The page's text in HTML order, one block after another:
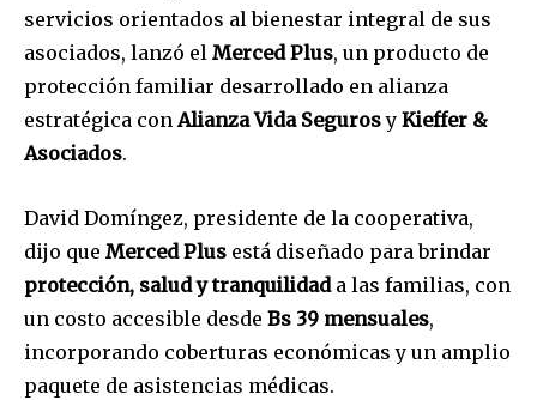
servicios orientados al bienestar integral de sus
asociados, lanzó el Merced Plus, un producto de
protección familiar desarrollado en alianza
estratégica conAlianza Vida Segurosy Kieffer &
Asociados.
David Domíngez, presidente de la cooperativa,
dijo que Merced Plus está diseñado para brindar
protección, salud y tranquilidada las familias, con
un costo accesible desde Bs 39 mensuales,
incorporando coberturas económicas y un amplio
paquete de asistencias médicas.